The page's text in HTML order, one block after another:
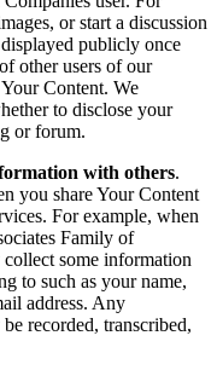
or start a discussion
publicly once
other users of our
Content. We
to disclose your
or forum.
with others.
you share Your Content
For example, when
Family of
some information
to such as your name,
address. Any
recorded, transcribed,